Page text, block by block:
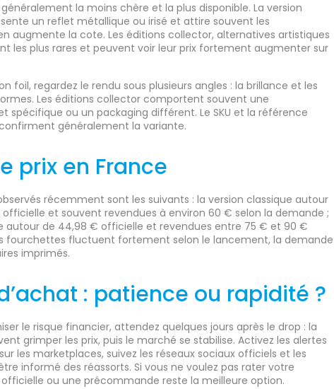
la moins chère et la plus disponible. La version
un reflet métallique ou irisé et attire souvent les
augmente la cote. Les éditions collector, alternatives artistiques
les plus rares et peuvent voir leur prix fortement augmenter sur
foil, regardez le rendu sous plusieurs angles : la brillance et les
Les éditions collector comportent souvent une
spécifique ou un packaging différent. Le SKU et la référence
généralement la variante.
prix en France
récemment sont les suivants : la version classique autour
et souvent revendues à environ 60 € selon la demande ;
autour de 44,98 € officielle et revendues entre 75 € et 90 €
fourchettes fluctuent fortement selon le lancement, la demande
imprimés.
: patience ou rapidité ?
le risque financier, attendez quelques jours après le drop : la
grimper les prix, puis le marché se stabilise. Activez les alertes
les marketplaces, suivez les réseaux sociaux officiels et les
informé des réassorts. Si vous ne voulez pas rater votre
ou une précommande reste la meilleure option.